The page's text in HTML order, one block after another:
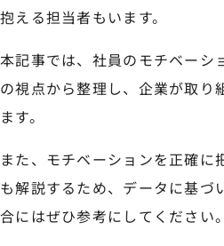
抱える担当者もいます。
本記事では、社員のモチベーシ
の視点から整理し、企業が取り
ます。
また、モチベーションを正確に
も解説するため、データに基づ
合にはぜひ参考にしてください。